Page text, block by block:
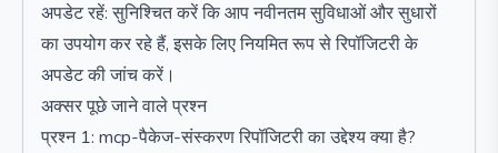
अपडेट रहें: सुनिश्चित करें कि आप नवीनतम सुविधाओं और सुधारों
का उपयोग कर रहे हैं, इसके लिए नियमित रूप से रिपॉजिटरी के
अपडेट की जांच करें।
अक्सर पूछे जाने वाले प्रश्न
प्रश्न 1: mcp-पैकेज-संस्करण रिपॉजिटरी का उद्देश्य क्या है?